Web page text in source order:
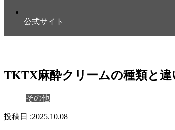
公式サイト
TKTX麻酔クリームの種類と
その他
2025.10.08